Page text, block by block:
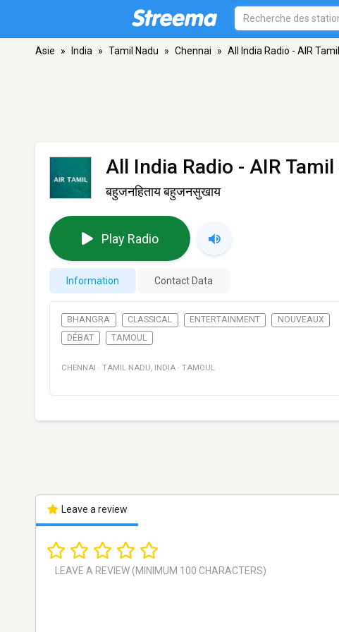
Asie » India » Tamil Nadu » Chennai » All India Radio - AIR Tamil
All India Radio - AIR Tamil
बहुजनहिताय बहुजनसुखाय
Play Radio
Information Contact Data
BHANGRA CLASSICAL ENTERTAINMENT
NOUVEAUX
DÉBAT
TAMOUL
CHENNAI · TAMIL NADU, INDIA · TAMOUL
Leave a review